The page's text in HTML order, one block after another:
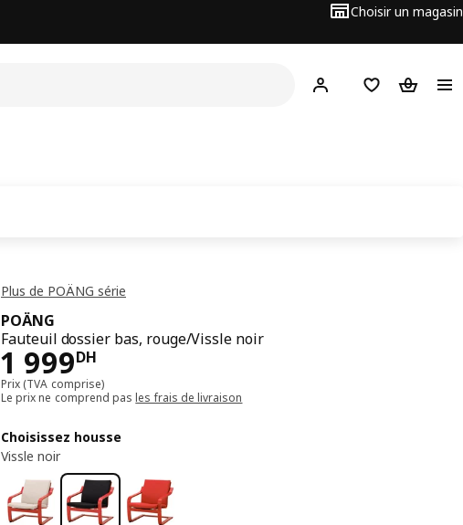
Choisir un magasin
Hej ! Connectez-vous
FavorisPanier
Plus de POÄNG série
POÄNG
Fauteuil dossier bas, rouge/Vissle noir
1 999DH
1999DH
Prix (TVA comprise)
Le prix ne comprend pasles frais de livraison
Choisissez housse
Vissle noir